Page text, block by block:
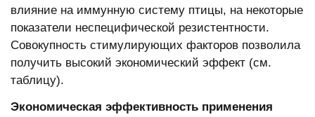
влияние на иммунную систему птицы, на некоторые
показатели неспецифической резистентности.
Совокупность стимулирующих факторов позволила
получить высокий экономический эффект (см.
таблицу).
Экономическая эффективность применения